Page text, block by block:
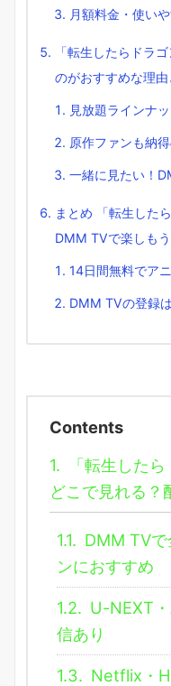
月額料金・使い
「転生したらドラ
のがおすすめな理由
見放題ラインナッ
原作ファンも納
一緒に見たい！
まとめ 「転生した
DMM TVで楽しもう
14日間無料でア
DMM TVの登録
Contents
1.
「転生した
どこで見れる？
1.1. DMM TVで
ンにおすすめ
1.2. U-NEXT
信あり
1.3. Netflix・